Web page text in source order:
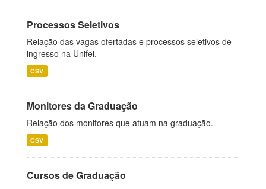
Processos Seletivos
Relação das vagas ofertadas e processos seletivos de
ingresso na Unifei.
CSV
Monitores da Graduação
Relação dos monitores que atuam na graduação.
CSV
Cursos de Graduação